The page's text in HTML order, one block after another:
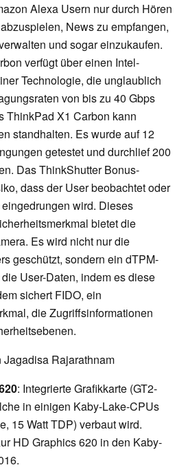
Alexa Usern nur durch Hören
News zu empfangen,
und sogar einzukaufen.
verfügt über einen Intel-
Technologie, die unglaublich
von bis zu 40 Gbps
ThinkPad X1 Carbon kann
standhalten. Es wurde auf 12
getestet und durchlief 200
Das ThinkShutter Bonus-
dass der User beobachtet oder
wird. Dieses
bietet die
Es wird nicht nur die
geschützt, sondern ein dTPM-
User-Daten, indem es diese
sichert FIDO, ein
die Zugriffsinformationen
Rajarathnam
: Integrierte Grafikkarte (GT2-
in einigen Kaby-Lake-CPUs
15 Watt TDP) verbaut wird.
HD Graphics 620 in den Kaby-